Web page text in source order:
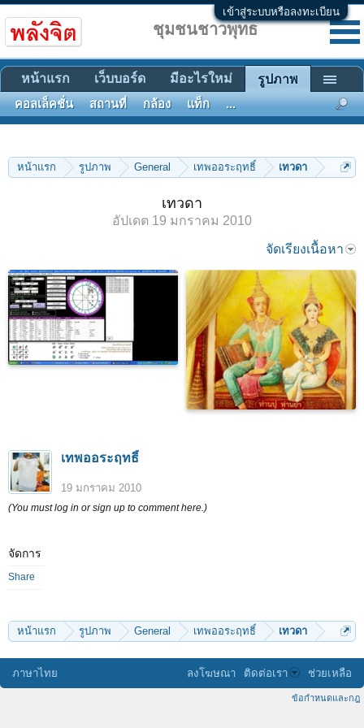
เข้าสู่ระบบหรือลงทะเบียน
หน้าแรก รูปภาพ General เทพออระฤทธิ์ เทวดา
เทวดา
อัปเดต 19 มกราคม 2010
จัดเรียงเนื้อหา
เทพออระฤทธิ์
19 มกราคม 2010
(You must log in or sign up to comment here.)
จัดการ
Share
หน้าแรก รูปภาพ General เทพออระฤทธิ์ เทวดา
ชุมชนชาวพุทธ
หน้าแรก เว็บบอร์ด มีอะไรใหม่ รูปภาพ
คอลเล็คชั่น สถานที่ กล้อง แท็ก ...
ภาษาไทย ลงโฆษณา ติดต่อเรา ช่วยเหลือ
ข้อกำหนดและกฎ